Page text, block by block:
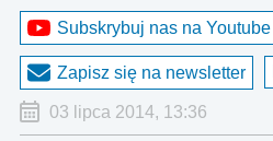
Subskrybuj nas na Youtube
Zapisz się na newsletter
03 lipca 2014, 13:36